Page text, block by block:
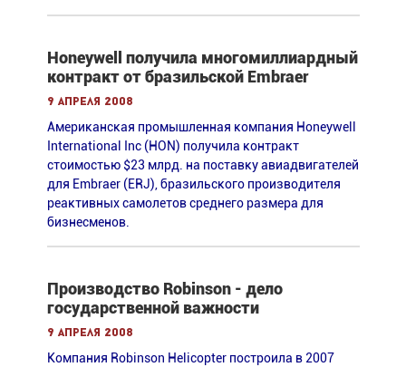
Honeywell получила многомиллиардный
контракт от бразильской Embraer
9 апреля 2008
Американская промышленная компания Honeywell
International Inc (HON) получила контракт
стоимостью $23 млрд. на поставку авиадвигателей
для Embraer (ERJ), бразильского производителя
реактивных самолетов среднего размера для
бизнесменов.
Производство Robinson - дело
государственной важности
9 апреля 2008
Компания Robinson Helicopter построила в 2007